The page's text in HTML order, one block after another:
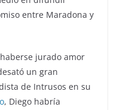
entre Maradona y
jurado amor
un gran
de Intrusos en su
, Diego habría